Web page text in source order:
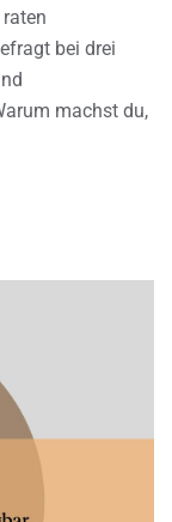
bei drei
machst du,